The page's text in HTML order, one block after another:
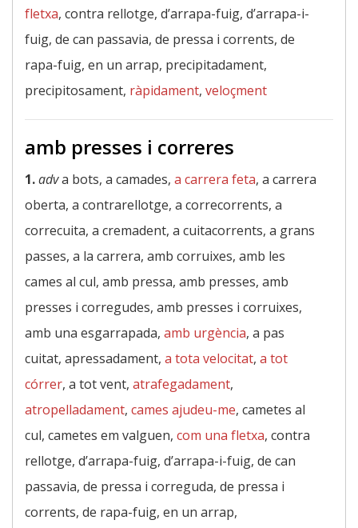
fletxa, contra rellotge, d’arrapa-fuig, d’arrapa-i-
fuig, de can passavia, de pressa i corrents, de
rapa-fuig, en un arrap, precipitadament,
precipitosament, ràpidament, veloçment
amb presses i correres
1.adva bots, a camades, a carrera feta, a carrera
oberta, a contrarellotge, a correcorrents, a
correcuita, a cremadent, a cuitacorrents, a grans
passes, a la carrera, amb corruixes, amb les
cames al cul, amb pressa, amb presses, amb
presses i corregudes, amb presses i corruixes,
amb una esgarrapada, amb urgència, a pas
cuitat, apressadament, a tota velocitat, a tot
córrer, a tot vent, atrafegadament,
atropelladament, cames ajudeu-me, cametes al
cul, cametes em valguen, com una fletxa, contra
rellotge, d’arrapa-fuig, d’arrapa-i-fuig, de can
passavia, de pressa i correguda, de pressa i
corrents, de rapa-fuig, en un arrap,